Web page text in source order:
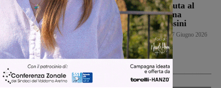
Banca Valdarno ospita la
mostra “Ogni filo un
ricordo” di Martina
Taddeucci nell’ambito
del progetto “Futuri
Emergenti Italiani”
Una brutta caduta al
Correntaio ferma
Alessandro Bossini
Senza categoria 17 Giugno 2026
In Vetrina